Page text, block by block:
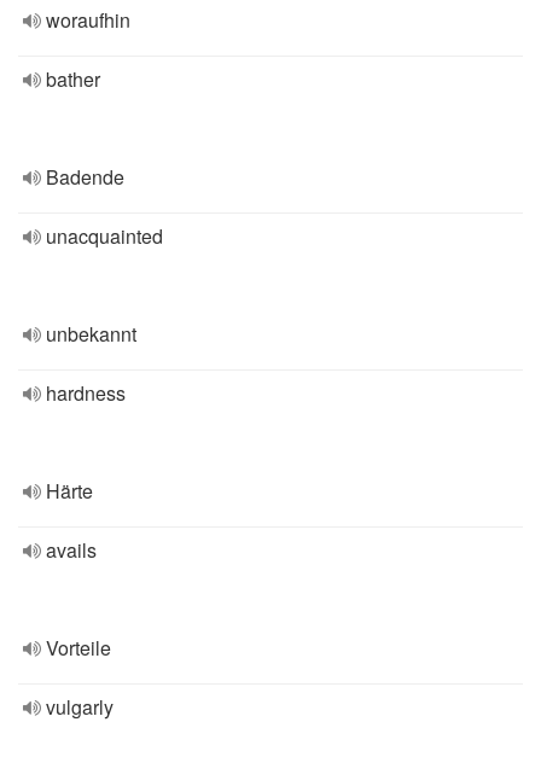
woraufhin
bather
Badende
unacquainted
unbekannt
hardness
Härte
avails
Vorteile
vulgarly